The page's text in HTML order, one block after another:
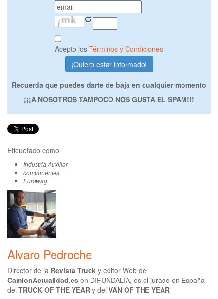
Acepto los Términos y Condiciones
Recuerda que puedes darte de baja en cualquier momento
¡¡¡A NOSOTROS TAMPOCO NOS GUSTA EL SPAM!!!
Etiquetado como
Industria Auxiliar
componentes
Eurowag
Alvaro Pedroche
Director de la Revista Truck y editor Web de
CamionActualidad.es en DIFUNDALIA, es el jurado en España
del TRUCK OF THE YEAR y del VAN OF THE YEAR